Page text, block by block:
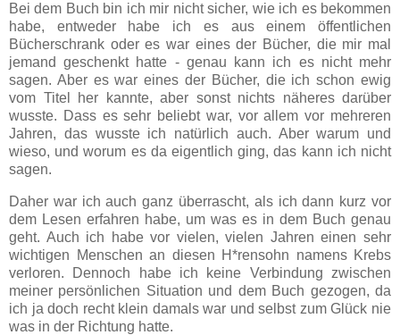
Bei dem Buch bin ich mir nicht sicher, wie ich es bekommen
habe, entweder habe ich es aus einem öffentlichen
Bücherschrank oder es war eines der Bücher, die mir mal
jemand geschenkt hatte - genau kann ich es nicht mehr
sagen. Aber es war eines der Bücher, die ich schon ewig
vom Titel her kannte, aber sonst nichts näheres darüber
wusste. Dass es sehr beliebt war, vor allem vor mehreren
Jahren, das wusste ich natürlich auch. Aber warum und
wieso, und worum es da eigentlich ging, das kann ich nicht
sagen.
Daher war ich auch ganz überrascht, als ich dann kurz vor
dem Lesen erfahren habe, um was es in dem Buch genau
geht. Auch ich habe vor vielen, vielen Jahren einen sehr
wichtigen Menschen an diesen H*rensohn namens Krebs
verloren. Dennoch habe ich keine Verbindung zwischen
meiner persönlichen Situation und dem Buch gezogen, da
ich ja doch recht klein damals war und selbst zum Glück nie
was in der Richtung hatte.